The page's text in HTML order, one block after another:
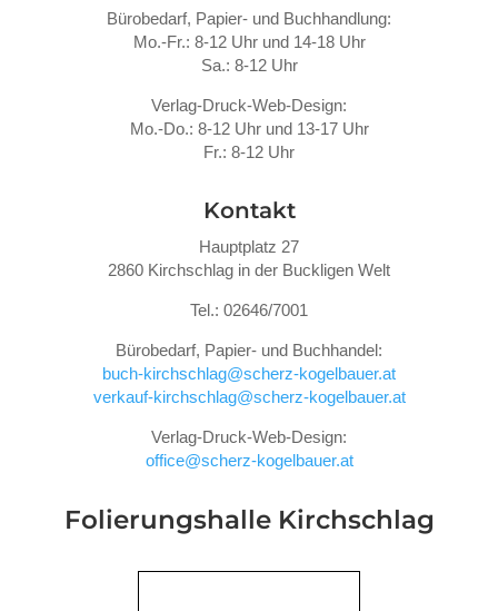
Bürobedarf, Papier- und Buchhandlung:
Mo.-Fr.: 8-12 Uhr und 14-18 Uhr
Sa.: 8-12 Uhr
Verlag-Druck-Web-Design:
Mo.-Do.: 8-12 Uhr und 13-17 Uhr
Fr.: 8-12 Uhr
Kontakt
Hauptplatz 27
2860 Kirchschlag in der Buckligen Welt
Tel.: 02646/7001
Bürobedarf, Papier- und Buchhandel:
buch-kirchschlag@scherz-kogelbauer.at
verkauf-kirchschlag@scherz-kogelbauer.at
Verlag-Druck-Web-Design:
office@scherz-kogelbauer.at
Folierungshalle Kirchschlag